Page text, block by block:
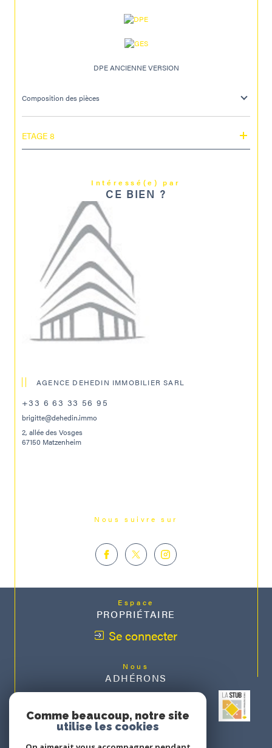
DPE ANCIENNE VERSION
Composition des pièces
ETAGE 8
Intéressé(e) par
CE BIEN ?
AGENCE DEHEDIN IMMOBILIER SARL
+33 6 63 33 56 95
brigitte@dehedin.immo
2, allée des Vosges
67150 Matzenheim
Nous suivre sur
Espace
PROPRIÉTAIRE
Se connecter
Nous
ADHÉRONS
Comme beaucoup, notre site
utilise les cookies